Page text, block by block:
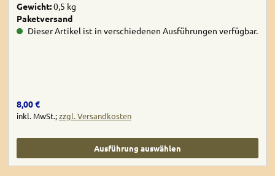
Gewicht:0,5 kg
Paketversand
Dieser Artikel ist in verschiedenen Ausführungen verfügbar.
Regulärer Preis:
8,00 €
inkl. MwSt.;zzgl. Versandkosten
Ausführung auswählen